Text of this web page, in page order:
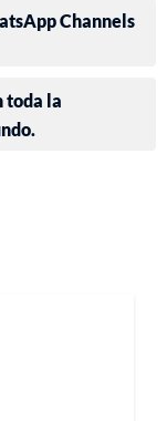
Channels
toda la